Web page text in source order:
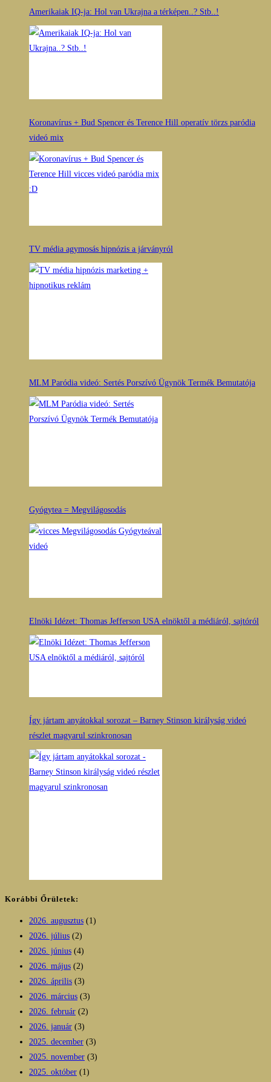
Amerikaiak IQ-ja: Hol van Ukrajna a térképen..? Stb..!
Koronavírus + Bud Spencer és Terence Hill operatív törzs paródia
videó mix
TV média agymosás hipnózis a járványról
MLM Paródia videó: Sertés Porszívó Ügynök Termék Bemutatója
Gyógytea = Megvilágosodás
Elnöki Idézet: Thomas Jefferson USA elnöktől a médiáról, sajtóról
Így jártam anyátokkal sorozat – Barney Stinson királyság videó
részlet magyarul szinkronosan
Korábbi Őrületek:
2026. augusztus (1)
2026. július (2)
2026. június (4)
2026. május (2)
2026. április (3)
2026. március (3)
2026. február (2)
2026. január (3)
2025. december (3)
2025. november (3)
2025. október (1)